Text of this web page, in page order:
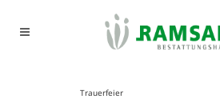
Trauerfeier